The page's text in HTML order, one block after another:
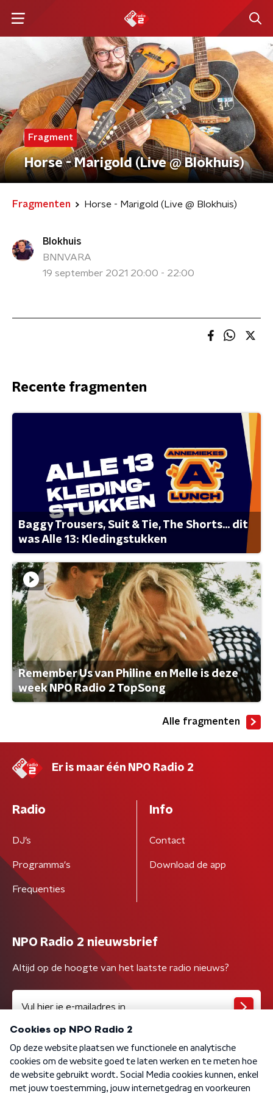
Fragment
Horse - Marigold (Live @ Blokhuis)
Fragmenten Horse - Marigold (Live @ Blokhuis)
Blokhuis
BNNVARA
19 september 2021 20:00 - 22:00
Recente fragmenten
Baggy Trousers, Suit & Tie, The Shorts... dit
was Alle 13: Kledingstukken
Remember Us van Philine en Melle is deze
week NPO Radio 2 TopSong
Alle fragmenten
Er is maar één NPO Radio 2
Radio
DJ’s
Programma's
Frequenties
Info
Contact
Download de app
NPO Radio 2 nieuwsbrief
Altijd op de hoogte van het laatste radio nieuws?
Algemene voorwaarden